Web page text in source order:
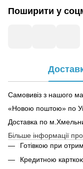
Поширити у
Самовивіз з нашого
«Новою поштою» по
Доставка по
Більше інформації
Готівкою при
Кредитною